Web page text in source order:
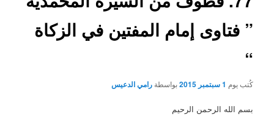
” فتاوى إمام المفتين في الزكاة
“
كُتب يوم 1 سبتمبر 2015 بواسطةرامي الدعيس
بسم الله الرحمن الرحيم